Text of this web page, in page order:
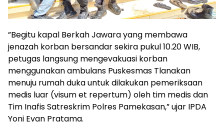
​”Begitu kapal Berkah Jawara yang membawa
jenazah korban bersandar sekira pukul 10.20 WIB,
petugas langsung mengevakuasi korban
menggunakan ambulans Puskesmas Tlanakan
menuju rumah duka untuk dilakukan pemeriksaan
medis luar (visum et repertum) oleh tim medis dan
Tim Inafis Satreskrim Polres Pamekasan,” ujar IPDA
Yoni Evan Pratama.